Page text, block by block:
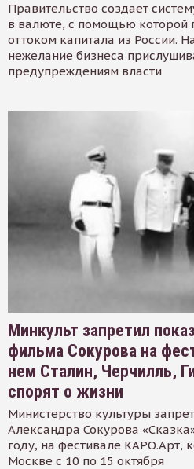
Правительство создает
в валюте, с помощью которой
оттоком капитала из России.
нежелание бизнеса
предупреждениям власти
Минкульт запретил
фильма Сокурова на
нем Сталин, Черчилль,
спорят о жизни
Министерство культуры
Александра Сокурова
году, на фестивале КАРО.Арт,
Москве с 10 по 15 октября